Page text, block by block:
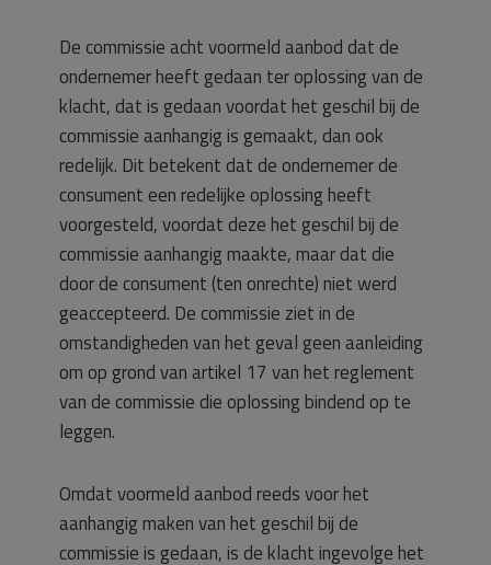
De commissie acht voormeld aanbod dat de
ondernemer heeft gedaan ter oplossing van de
klacht, dat is gedaan voordat het geschil bij de
commissie aanhangig is gemaakt, dan ook
redelijk. Dit betekent dat de ondernemer de
consument een redelijke oplossing heeft
voorgesteld, voordat deze het geschil bij de
commissie aanhangig maakte, maar dat die
door de consument (ten onrechte) niet werd
geaccepteerd. De commissie ziet in de
omstandigheden van het geval geen aanleiding
om op grond van artikel 17 van het reglement
van de commissie die oplossing bindend op te
leggen.
Omdat voormeld aanbod reeds voor het
aanhangig maken van het geschil bij de
commissie is gedaan, is de klacht ingevolge het